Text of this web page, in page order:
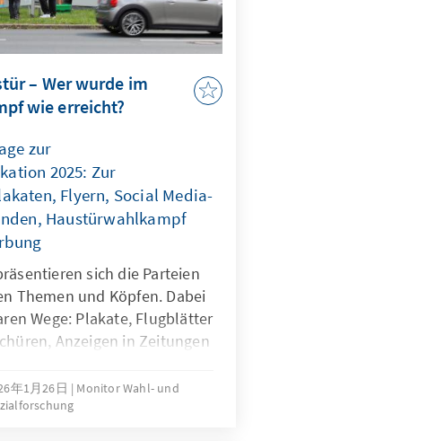
– Wer wurde im
wie erreicht?
zur
2025: Zur
Flyern, Social Media-
Haustürwahlkampf
sich die Parteien
Themen und Köpfen. Dabei
Wege: Plakate, Flugblätter
Anzeigen in Zeitungen
und auch die persönliche
an der Haustür. Doch was
年1月26日
Monitor Wahl- und